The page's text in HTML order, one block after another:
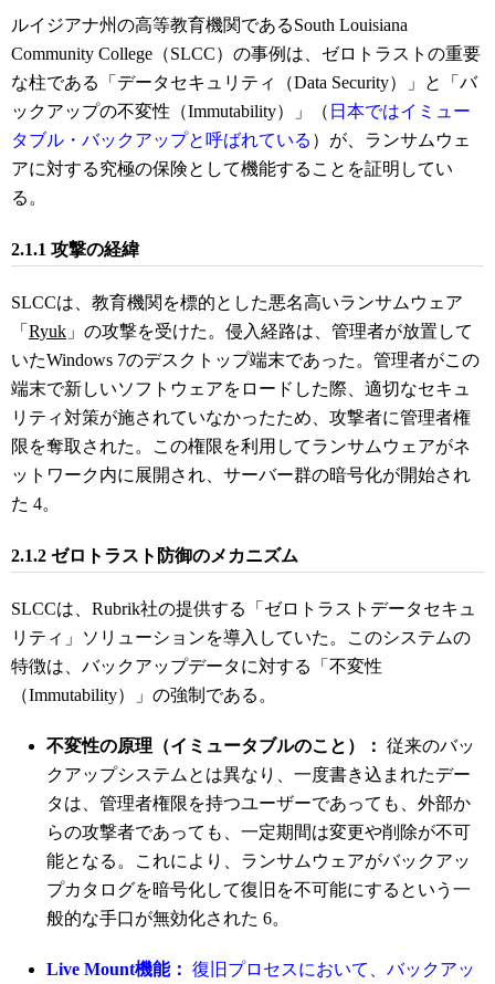
ルイジアナ州の高等教育機関であるSouth Louisiana
Community College（SLCC）の事例は、ゼロトラストの重要
な柱である「データセキュリティ（Data Security）」と「バ
ックアップの不変性（Immutability）」（ 日本ではイミュー
タブル・バックアップと呼ばれている ）が、ランサムウェ
アに対する究極の保険として機能することを証明してい
る。
2.1.1 攻撃の経緯
SLCCは、教育機関を標的とした悪名高いランサムウェア
「 Ryuk 」の攻撃を受けた。侵入経路は、管理者が放置して
いたWindows 7のデスクトップ端末であった。管理者がこの
端末で新しいソフトウェアをロードした際、適切なセキュ
リティ対策が施されていなかったため、攻撃者に管理者権
限を奪取された。この権限を利用してランサムウェアがネ
ットワーク内に展開され、サーバー群の暗号化が開始され
た 4。
2.1.2 ゼロトラスト防御のメカニズム
SLCCは、Rubrik社の提供する「ゼロトラストデータセキュ
リティ」ソリューションを導入していた。このシステムの
特徴は、バックアップデータに対する「不変性
（Immutability）」の強制である。
不変性の原理（イミュータブルのこと）： 従来のバッ
クアップシステムとは異なり、一度書き込まれたデー
タは、管理者権限を持つユーザーであっても、外部か
らの攻撃者であっても、一定期間は変更や削除が不可
能となる。これにより、ランサムウェアがバックアッ
プカタログを暗号化して復旧を不可能にするという一
般的な手口が無効化された 6。
Live Mount機能： 復旧プロセスにおいて、バックアッ